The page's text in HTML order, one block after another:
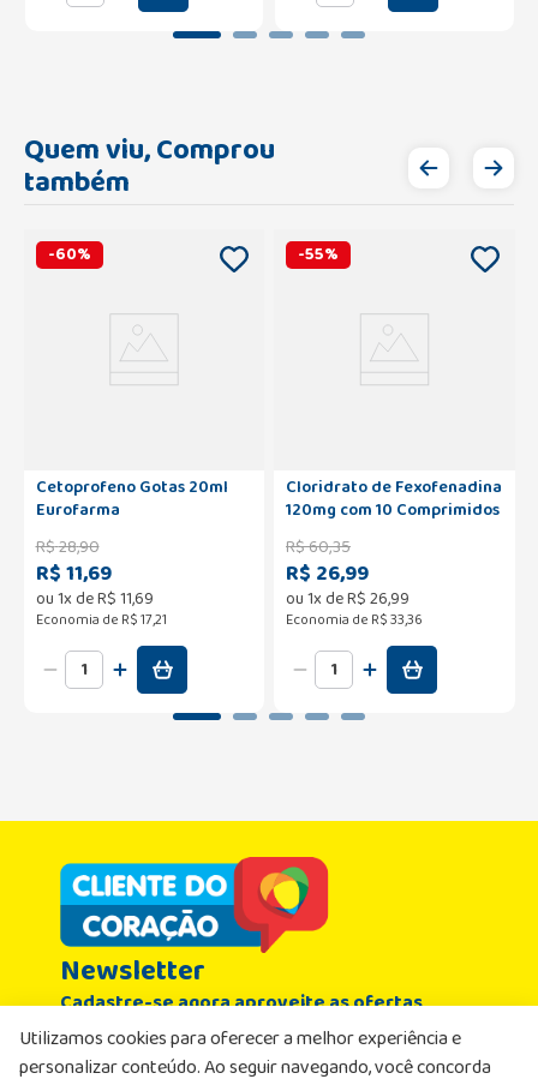
Quem viu, Comprou
também
-60%
Cetoprofeno Gotas 20ml
Eurofarma
R$28,90
R$ 11,69
ou1x deR$11,69
Economia de R$ 17,21
-55%
Cloridrato de Fexofenadina
120mg com 10 Comprimidos
Eurofarma
R$60,35
R$ 26,99
ou1x deR$26,99
Economia de R$ 33,36
Newsletter
Cadastre-se agora aproveite as ofertas
Utilizamos cookies para oferecer a melhor experiência e
personalizar conteúdo. Ao seguir navegando, você concorda